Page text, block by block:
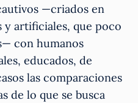
—criados en
artificiales, que poco
con humanos
educados, de
las comparaciones
de lo que se busca